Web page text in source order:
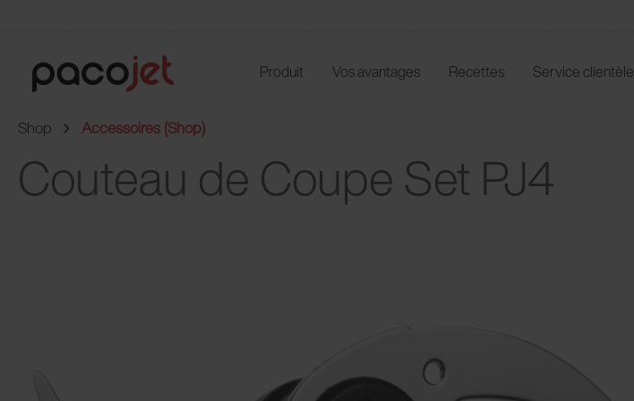
Produit Vos avantages Recettes Service clientèle
Shop Accessoires (Shop)
Couteau de Coupe Set PJ4